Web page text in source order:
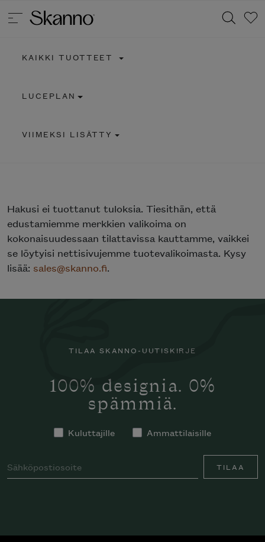
KAIKKI TUOTTEET
LUCEPLAN
VIIMEKSI LISÄTTY
Hakusi ei tuottanut tuloksia. Tiesithän, että
edustamiemme merkkien valikoima on
kokonaisuudessaan tilattavissa kauttamme, vaikkei
se löytyisi nettisivujemme tuotevalikoimasta. Kysy
lisää: sales@skanno.fi.
TILAA SKANNO-UUTISKIRJE
100% designia. 0%
spämmiä.
Kuluttajille Ammattilaisille
TILAA